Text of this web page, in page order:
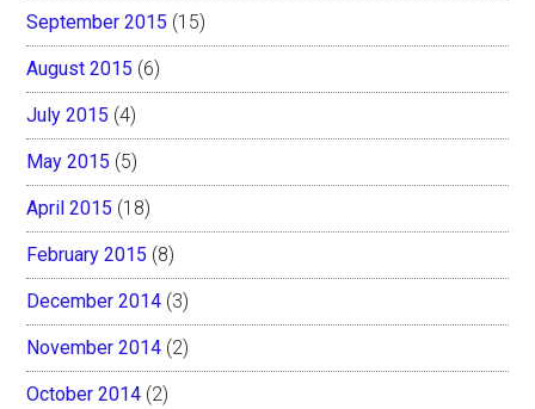
September 2015 (15)
August 2015 (6)
July 2015 (4)
May 2015 (5)
April 2015 (18)
February 2015 (8)
December 2014 (3)
November 2014 (2)
October 2014 (2)